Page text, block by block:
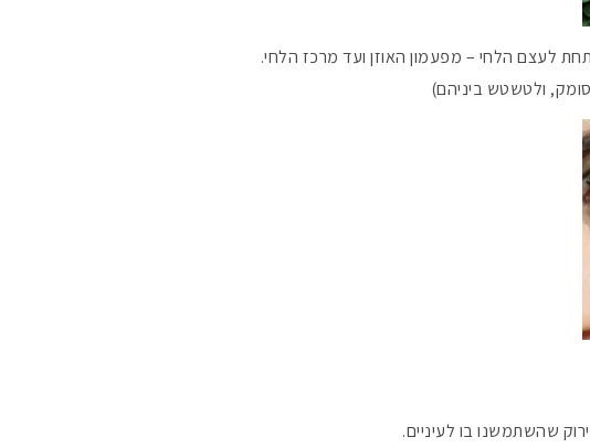
לעצם הלחי – מפעמון האוזן ועד מרכז הלחי.
ולטשטש ביניהם)
שהשתמשנו בו לעיניים.